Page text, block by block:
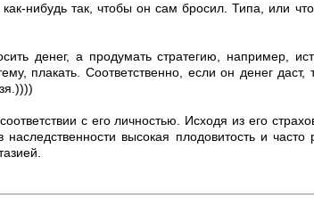
как-нибудь так, чтобы он сам бросил. Типа, или
денег, а продумать стратегию, например,
плакать. Соответственно, если он денег даст,
с его личностью. Исходя из его
высокая плодовитость и часто